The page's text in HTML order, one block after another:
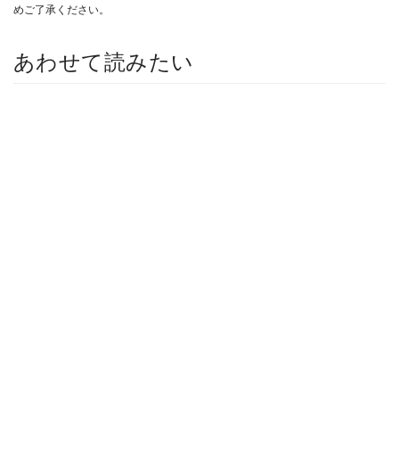
めご了承ください。
あわせて読みたい